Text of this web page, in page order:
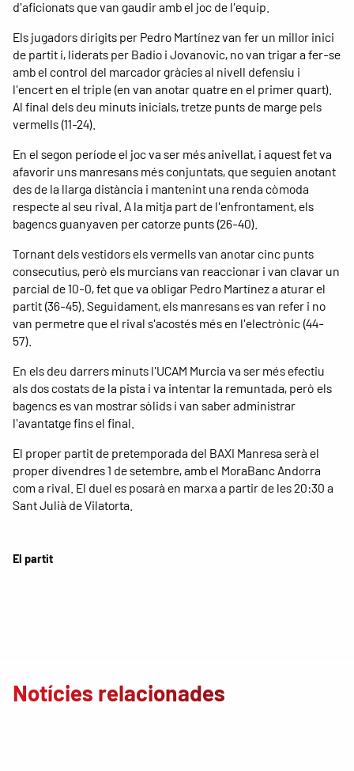
El partit
d'aficionats que van gaudir amb el joc de l'equip.
Els jugadors dirigits per Pedro Martínez van fer un millor inici
de partit i, liderats per Badio i Jovanovic, no van trigar a fer-se
amb el control del marcador gràcies al nivell defensiu i
l'encert en el triple (en van anotar quatre en el primer quart).
Al final dels deu minuts inicials, tretze punts de marge pels
vermells (11-24).
En el segon període el joc va ser més anivellat, i aquest fet va
afavorir uns manresans més conjuntats, que seguien anotant
des de la llarga distància i mantenint una renda còmoda
respecte al seu rival. A la mitja part de l'enfrontament, els
bagencs guanyaven per catorze punts (26-40).
Tornant dels vestidors els vermells van anotar cinc punts
consecutius, però els murcians van reaccionar i van clavar un
parcial de 10-0, fet que va obligar Pedro Martínez a aturar el
partit (36-45). Seguidament, els manresans es van refer i no
van permetre que el rival s'acostés més en l'electrònic (44-
57).
En els deu darrers minuts l'UCAM Murcia va ser més efectiu
als dos costats de la pista i va intentar la remuntada, però els
bagencs es van mostrar sòlids i van saber administrar
l'avantatge fins el final.
El proper partit de pretemporada del BAXI Manresa serà el
proper divendres 1 de setembre, amb el MoraBanc Andorra
com a rival. El duel es posarà en marxa a partir de les 20:30 a
Sant Julià de Vilatorta.
Notícies relacionades